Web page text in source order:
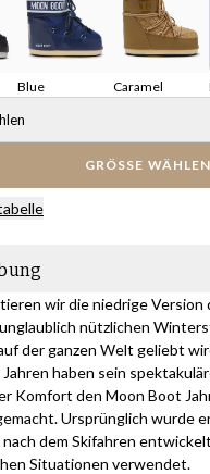
Blue Caramel
GRÖSSE WÄHLEN
wir die niedrige
nützlichen
der ganzen Welt geliebt
haben sein
Komfort den Moon Boot
Ursprünglich wurde
nach dem Skifahren
Situationen verwendet.